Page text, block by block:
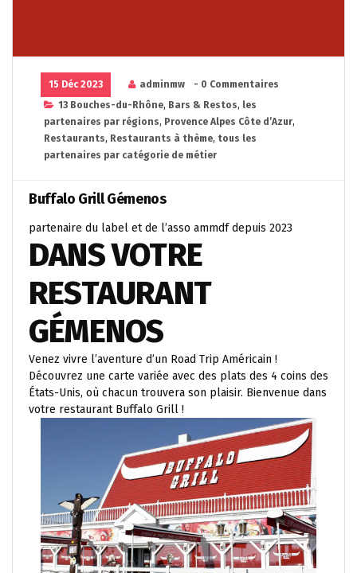
15 Déc 2023 adminmw
- 0 Commentaires
13 Bouches-du-Rhône, Bars & Restos, les
partenaires par régions, Provence Alpes Côte d’Azur,
Restaurants, Restaurants à thème, tous les
partenaires par catégorie de métier
Buffalo Grill Gémenos
partenaire du label et de l’asso ammdf depuis 2023
DANS VOTRE
RESTAURANT
GÉMENOS
Venez vivre l’aventure d’un Road Trip Américain !
Découvrez une carte variée avec des plats des 4 coins des
États-Unis, où chacun trouvera son plaisir. Bienvenue dans
votre restaurant Buffalo Grill !